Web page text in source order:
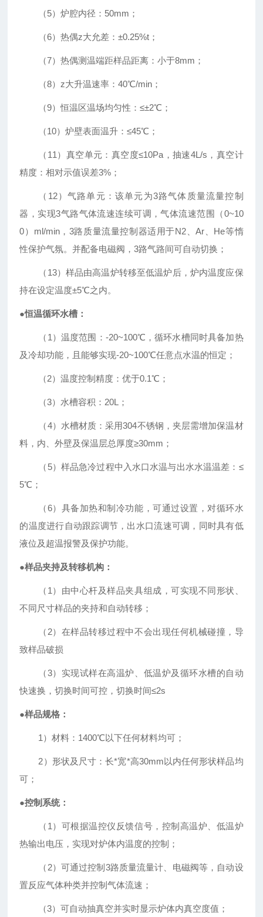
（5）炉腔内径： 50mm ；
（6）热偶z大允差：±0.25%t ；
（7）热偶测温端距样品距离：小于8mm ；
（8） z大升温速率：40℃/min ；
（9）恒温区温场均匀性：≤±2℃ ；
（10）炉壁表面温升：≤45℃ ；
（ 11 ）真空单元：真空度≤10Pa ，抽速4L/s ，真空计
精度：相对示值误差3% ；
（ 12）气路单元：该单元为3路气体质量流量控制
器，实现3气路气体流速连续可调，气体流速范围（0~10
0） ml/min， 3路质量流量控制器适用于N2 、Ar He等惰
性保护气氛。并配备电磁阀，3路气路间可自动切换；
（ 13）样品由高温炉转移至低温炉后，炉内温度应保
持在设定温度±5℃之内。
●恒温循环水槽：
（ 1 ）温度范围： -20~100℃ ，循环水槽同时具备加热
及冷却功能，且能够实现-20~100℃任意点水温的恒定；
（2）温度控制精度：优于0.1℃ ；
（3）水槽容积： 20L ；
（4）水槽材质：采用304不锈钢，夹层需增加保温材
料，内、外壁及保温层总厚度≥30mm ；
（ 5）样品急冷过程中入水口水温与出水水温温差： ≤
5℃ ；
（6）具备加热和制冷功能，可通过设置，对循环水
的温度进行自动跟踪调节，出水口流速可调，同时具有低
液位及超温报警及保护功能。
●样品夹持及转移机构：
（ 1 ）由中心杆及样品夹具组成，可实现不同形状、
不同尺寸样品的夹持和自动转移；
（ 2）在样品转移过程中不会出现任何机械碰撞，导
致样品破损
（3）实现试样在高温炉、低温炉及循环水槽的自动
快速换，切换时间可控，切换时间≤2s
●样品规格：
1 ）材料： 1400℃以下任何材料均可；
2）形状及尺寸：长*宽*高30mm以内任何形状样品均
可；
●控制系统：
（ 1 ）可根据温控仪反馈信号，控制高温炉、低温炉
热输出电压，实现对炉体内温度的控制；
（ 2）可通过控制 3路质量流量计、电磁阀等，自动设
置反应气体种类并控制气体流速；
（3）可自动抽真空并实时显示炉体内真空度值；